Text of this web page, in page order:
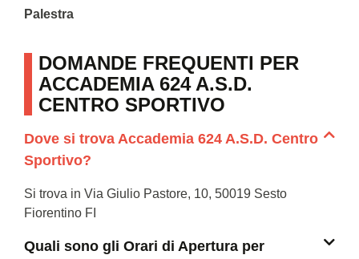
Palestra
DOMANDE FREQUENTI PER
ACCADEMIA 624 A.S.D.
CENTRO SPORTIVO
Dove si trova Accademia 624 A.S.D. Centro
Sportivo?
Si trova in Via Giulio Pastore, 10, 50019 Sesto
Fiorentino FI
Quali sono gli Orari di Apertura per